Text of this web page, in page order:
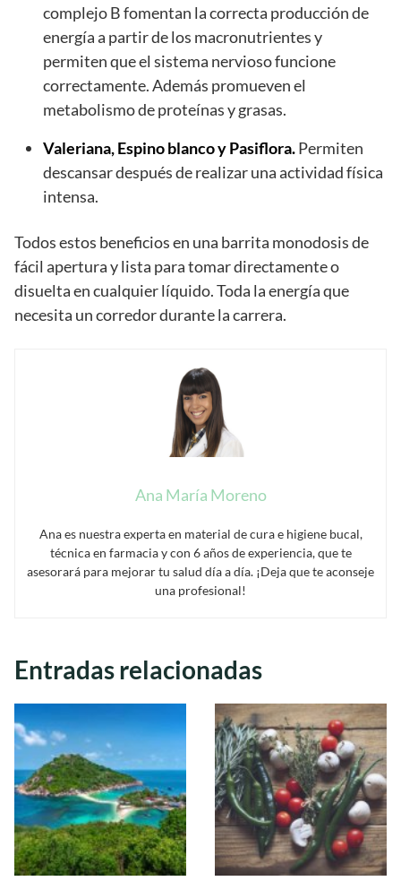
complejo B fomentan la correcta producción de
energía a partir de los macronutrientes y
permiten que el sistema nervioso funcione
correctamente. Además promueven el
metabolismo de proteínas y grasas.
Valeriana, Espino blanco y Pasiflora.Permiten
descansar después de realizar una actividad física
intensa.
Todos estos beneficios en una barrita monodosis de
fácil apertura y lista para tomar directamente o
disuelta en cualquier líquido. Toda la energía que
necesita un corredor durante la carrera.
Ana María Moreno
Ana es nuestra experta en material de cura e higiene bucal,
técnica en farmacia y con 6 años de experiencia, que te
asesorará para mejorar tu salud día a día. ¡Deja que te aconseje
una profesional!
Entradas relacionadas